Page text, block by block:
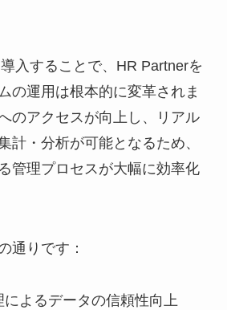
入することで、HR Partnerを
の運用は根本的に変革されま
のアクセスが向上し、リアル
計・分析が可能となるため、
管理プロセスが大幅に効率化
通りです：
よるデータの信頼性向上